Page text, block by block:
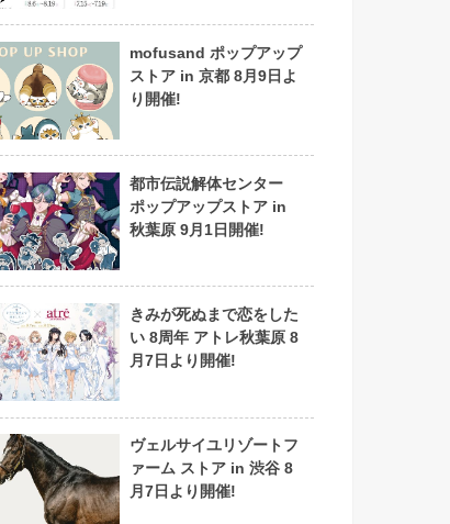
mofusand ポップアップ
ストア in 京都 8月9日よ
り開催!
都市伝説解体センター
ポップアップストア in
秋葉原 9月1日開催!
きみが死ぬまで恋をした
い 8周年 アトレ秋葉原 8
月7日より開催!
ヴェルサイユリゾートフ
ァーム ストア in 渋谷 8
月7日より開催!